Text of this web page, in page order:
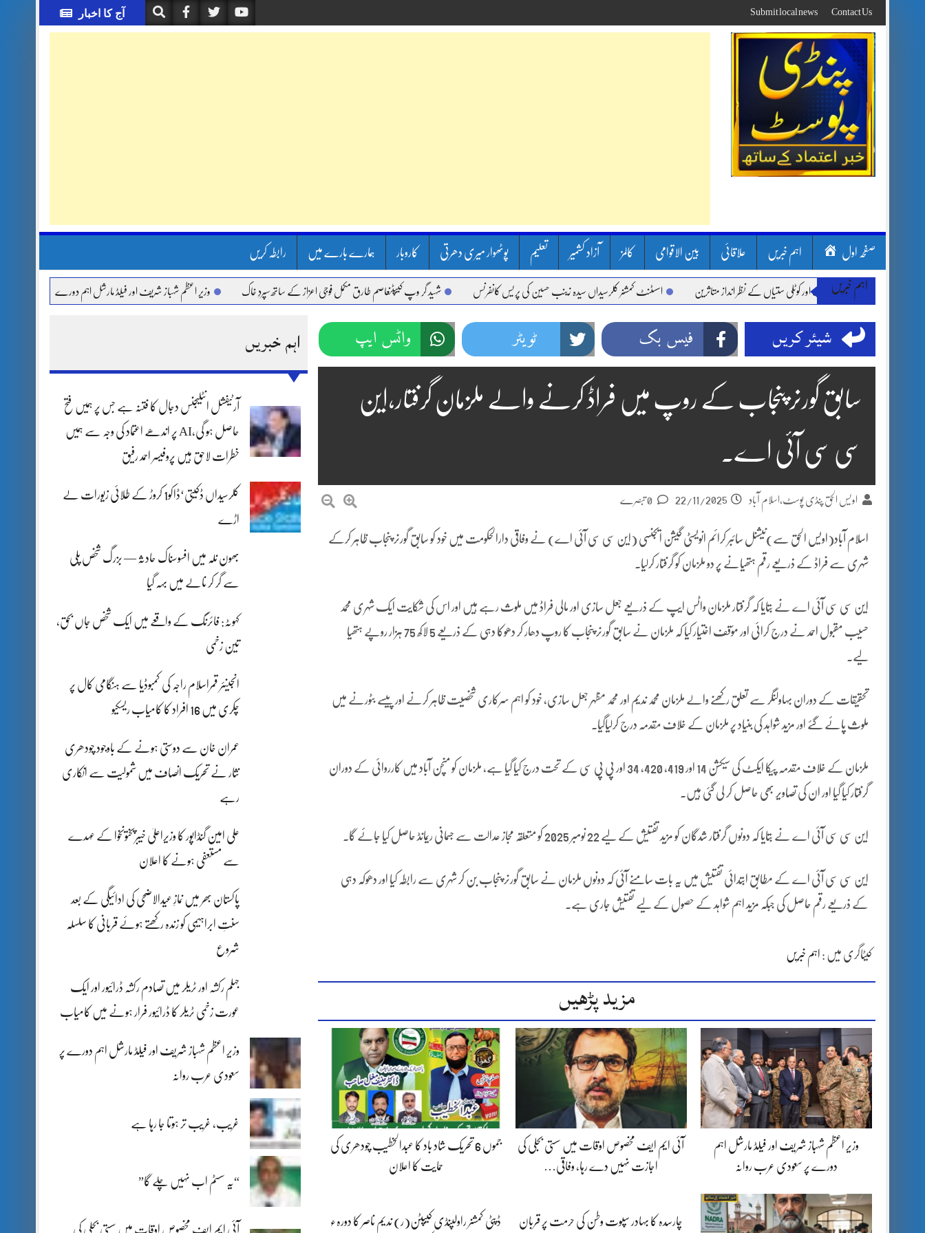
to
content
آج کا اخبار Contact Us
Submit local news
صفحہ اول اہم خبریں علاقائی بین الاقوامی کالمز آزاد کشمیر تعلیم پوٹھوار میری دھرتی کاروبار ہمارے بارے میں رابطہ کریں
اہم خبریں
بارشیں، لینڈ سلائیڈنگ اور کوٹلی ستیاں کے نظر انداز متاثرین اسسٹنٹ کمشنر کلرسیداں سیدہ زینب حسین کی پریس کانفرنس شہید گر وپ کیپٹنعاصم طارق مکمل فوجی اعزاز کے ساتھ سپردِ خاک وزیر اعظم شہباز شریف اور فیلڈ مارشل اہم دورے پر سعودی عرب روانہ
اہم خبریں
آرٹیفشل انٹلیجنس دجال کا فتنہ ہے جس پر ہمیں فتح
حاصل ہو گی،AI پر اندھے اعتماد کی وجہ سے ہمیں
خطرات لاحق ہیں پروفیسر احمد رفیق
کلرسیداں ڈکیتی‘ڈاکو1 کروڑ کے طلائی زیورات لے
اڑے
بھون نلہ میں افسوسناک حادثہ — بزرگ شخص پلی
سے گر کر نالے میں بہہ گیا
کہوٹہ: فائرنگ کے واقعے میں ایک شخص جاں بحق،
تین زخمی
انجینئر قمراسلام راجہ کی کمبوڈیا سے ہنگامی کال پر
چکری میں 16 افراد کا کامیاب ریسکیو
عمران خان سے دوستی ہونے کے باوجود چودھری
نثار نے تحریک انصاف میں شمولیت سے انکاری
رہے
علی امین گنڈاپور کا وزیراعلیٰ خیبرپختونخوا کے عہدے
سے مستعفی ہونے کا اعلان
پاکستان بھر میں نمازِ عیدالاضحی کی ادائیگی کے بعد
سنتِ ابراہیمی کو زندہ رکھتے ہوئے قربانی کا سلسلہ
شروع
جہلم رکشہ اور ٹریلر میں تصادم رکشہ ڈرائیور اور ایک
عورت زخمی ٹریلر کا ڈرائیور فرار ہونے میں کامیاب
وزیر اعظم شہباز شریف اور فیلڈ مارشل اہم دورے پر
سعودی عرب روانہ
غریب، غریب تر ہوتا جا رہا ہے
“یہ سسٹم اب نہیں چلے گا”
آئی ایم ایف مخصوص اوقات میں سستی بجلی کی
شیئر کریں فیس بک ٹویٹر واٹس ایپ
سابق گورنر پنجاب کے روپ میں فراڈ کرنے والے ملزمان گرفتار،این
سی سی آئی اے۔
اویس الحق پنڈی پوسٹ،اسلام آباد 22/11/2025
اسلام آباد(اویس الحق سے)نیشنل سائبر کرائم انویسٹی گیشن ایجنسی (این سی سی آئی اے) نے وفاقی دارالحکومت میں خود کو سابق گورنر پنجاب ظاہر کرکے
شہری سے فراڈ کے ذریعے رقم ہتھیانے پر دو ملزمان کو گرفتار کرلیا۔
این سی سی آئی اے نے بتایا کہ گرفتار ملزمان واٹس ایپ کے ذریعے جعل سازی اور مالی فراڈ میں ملوث رہے ہیں اور اس کی شکایت ایک شہری محمد
حسیب مقبول احمد نے درج کرائی اور مؤقف اختیار کیا کہ ملزمان نے سابق گورنر پنجاب کا روپ دھار کر دھوکا دہی کے ذریعے 5 لاکھ 75 ہزار روپے ہتھیا
لیے۔
تحقیقات کے دوران بہاولنگر سے تعلق رکھنے والے ملزمان محمد ندیم اور محمد مظہر جعل سازی، خود کو اہم سرکاری شخصیت ظاہر کرنے اور پیسے بٹورنے میں
ملوث پائے گئے اور مزید شواہد کی بنیاد پر ملزمان کے خلاف مقدمہ درج کرلیاگیا۔
ملزمان کے خلاف مقدمہ پیکا ایکٹ کی سیکشن 14 اور 419، 420، 34 اور پی پی سی کے تحت درج کیا گیا ہے، ملزمان کو منچن آباد میں کارروائی کے دوران
گرفتار کیا گیا اور ان کی تصاویر بھی حاصل کر لی گئی ہیں۔
این سی سی آئی اے نے بتایا کہ دونوں گرفتار شدگان کو مزید تفتیش کے لیے 22 نومبر 2025 کو متعلقہ مجاز عدالت سے جسمانی ریمانڈ حاصل کیا جائے گا۔
این سی سی آئی اے کے مطابق ابتدائی تفتیش میں یہ بات سامنے آئی کہ دونوں ملزمان نے سابق گورنر پنجاب بن کر شہری سے رابطہ کیا اور دھوکہ دہی
کے ذریعے رقم حاصل کی جبکہ مزید اہم شواہد کے حصول کے لیے تفتیش جاری ہے۔
کیٹاگری میں : اہم خبریں
مزید پڑھیں
وزیر اعظم شہباز شریف اور فیلڈ مارشل اہم
دورے پر سعودی عرب روانہ
آئی ایم ایف مخصوص اوقات میں سستی بجلی کی
اجازت نہیں دے رہا، وفاقی…
جموں 6 تحریک شاد باد کا عبدالخطیب چودھری کی
حمایت کا اعلان
چارسدہ کا بہادر سپوت وطن کی حرمت پر قربان ڈپٹی کمشنر راولپنڈی کیپٹن(ر) ندیم ناصر کا دورہء